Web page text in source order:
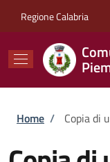
Regione Calabria
Briciole
Home / Copia di